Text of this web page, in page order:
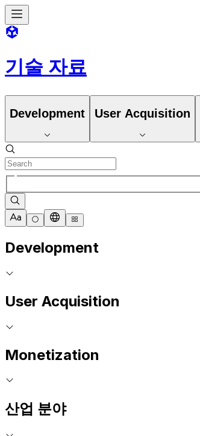
기술 자료
Development User Acquisition
Development
User Acquisition
Monetization
산업 분야